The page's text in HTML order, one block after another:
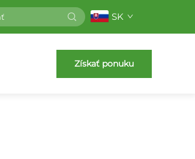
SK
Získať ponuku